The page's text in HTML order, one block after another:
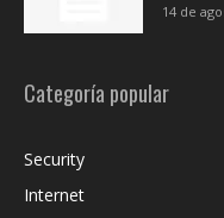
14 de
Categoría popular
Security
Internet